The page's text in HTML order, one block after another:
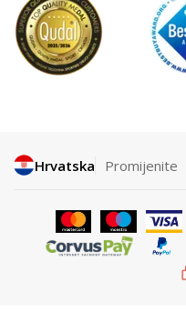
Hrvatska Promijenite